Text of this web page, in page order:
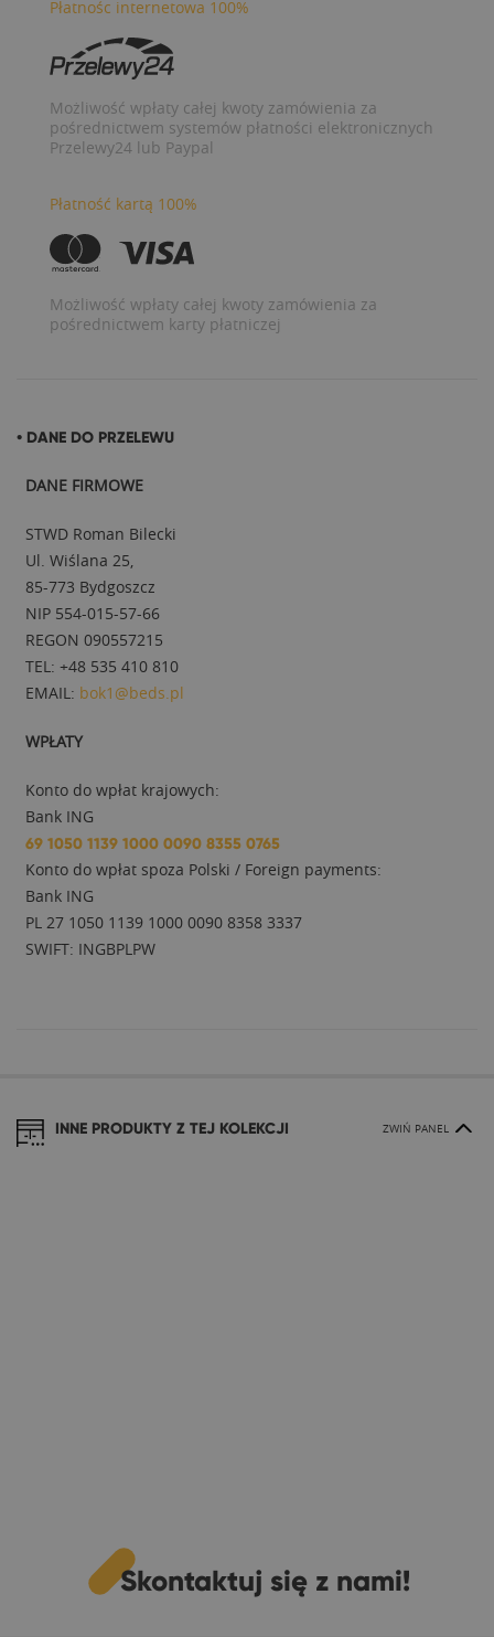
Płatnośc internetowa 100%
Możliwość wpłaty całej kwoty zamówienia za
pośrednictwem systemów płatności elektronicznych
Przelewy24 lub Paypal
Płatność kartą 100%
Możliwość wpłaty całej kwoty zamówienia za
pośrednictwem karty płatniczej
• DANE DO PRZELEWU
DANE FIRMOWE
STWD Roman Bilecki
Ul. Wiślana 25,
85-773 Bydgoszcz
NIP 554-015-57-66
REGON 090557215
TEL: +48 535 410 810
EMAIL: bok1@beds.pl
WPŁATY
Konto do wpłat krajowych:
Bank ING
69 1050 1139 1000 0090 8355 0765
Konto do wpłat spoza Polski / Foreign payments:
Bank ING
PL 27 1050 1139 1000 0090 8358 3337
SWIFT: INGBPLPW
INNE PRODUKTY Z TEJ KOLEKCJI ZWIŃ PANEL
Skontaktuj się z nami!